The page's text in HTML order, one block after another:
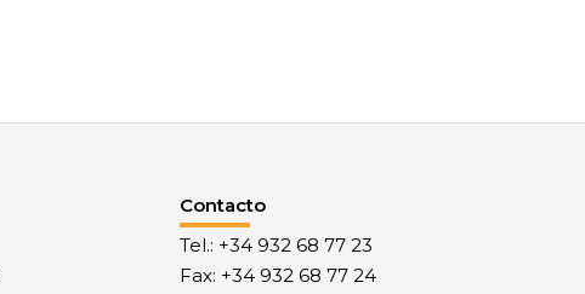
Contacto
Tel.: +34 932 68 77 23
Fax: +34 932 68 77 24